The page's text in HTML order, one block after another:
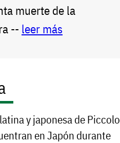
muerte de la
-- leer más
y japonesa de Piccolo
en Japón durante